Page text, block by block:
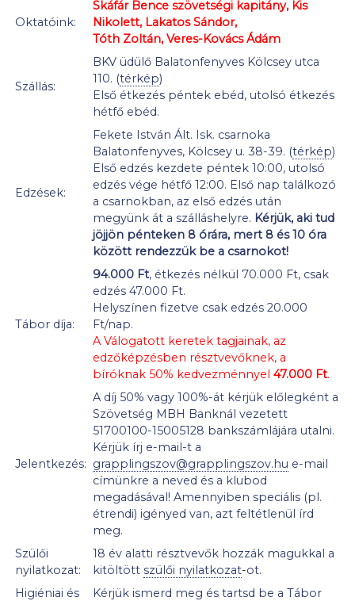
Oktatóink:
Skáfár Bence szövetségi kapitány, Kis
Nikolett, Lakatos Sándor,
Tóth Zoltán, Veres-Kovács Ádám
Szállás:
BKV üdülő Balatonfenyves Kölcsey utca
110. (térkép)
Első étkezés péntek ebéd, utolsó étkezés
hétfő ebéd.
Edzések:
Fekete István Ált. Isk. csarnoka
Balatonfenyves, Kölcsey u. 38-39. (térkép)
Első edzés kezdete péntek 10:00, utolsó
edzés vége hétfő 12:00. Első nap találkozó
a csarnokban, az első edzés után
megyünk át a szálláshelyre. Kérjük, aki tud
jöjjön pénteken 8 órára, mert 8 és 10 óra
között rendezzük be a csarnokot!
Tábor díja:
94.000 Ft, étkezés nélkül 70.000 Ft, csak
edzés 47.000 Ft.
Helyszínen fizetve csak edzés 20.000
Ft/nap.
A Válogatott keretek tagjainak, az
edzőképzésben résztvevőknek, a
bíróknak 50% kedvezménnyel 47.000 Ft.
Jelentkezés:
A díj 50% vagy 100%-át kérjük előlegként a
Szövetség MBH Banknál vezetett
51700100-15005128 bankszámlájára utalni.
Kérjük írj e-mail-t a
grapplingszov@grapplingszov.hu e-mail
címünkre a neved és a klubod
megadásával! Amennyiben speciális (pl.
étrendi) igényed van, azt feltétlenül írd
meg.
Szülői
nyilatkozat:
18 év alatti résztvevők hozzák magukkal a
kitöltött szülői nyilatkozat-ot.
Higiéniai és
Kérjük ismerd meg és tartsd be a Tábor